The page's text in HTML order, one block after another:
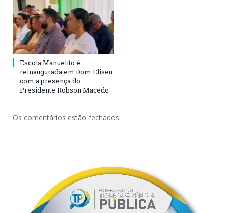
Escola Manuelito é
reinaugurada em Dom Eliseu
com a presença do
Presidente Robson Macedo
Os comentários estão fechados.